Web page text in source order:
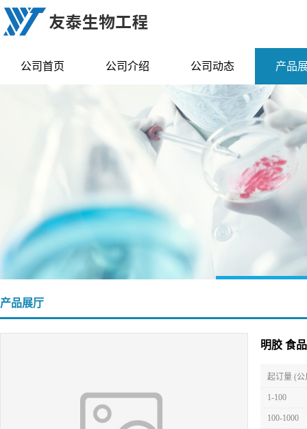
公司首页 公司介绍 公司动态 产品
产品展厅
明胶 食
起订量 (公
1-100
100-1000